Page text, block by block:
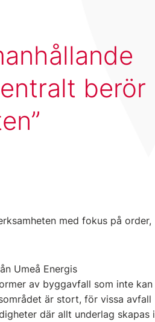
berör
med fokus på order,
Umeå Energis
av byggavfall som inte kan
är stort, för vissa avfall
där allt underlag skapas i